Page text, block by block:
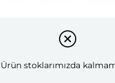
Ürün stoklarımızda